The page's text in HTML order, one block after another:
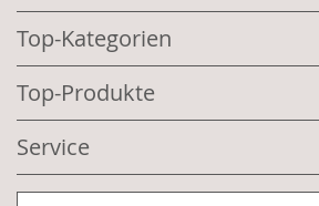
Top-Kategorien
Top-Produkte
Service